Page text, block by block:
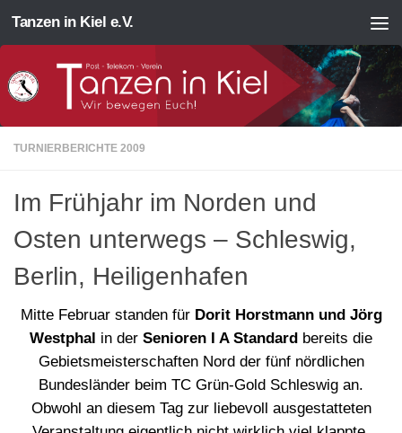
Zum Inhalt springen
Tanzen in Kiel e.V.
TURNIERBERICHTE 2009
Im Frühjahr im Norden und
Osten unterwegs – Schleswig,
Berlin, Heiligenhafen
Mitte Februar standen für Dorit Horstmann und Jörg
Westphal in der Senioren I A Standard bereits die
Gebietsmeisterschaften Nord der fünf nördlichen
Bundesländer beim TC Grün-Gold Schleswig an.
Obwohl an diesem Tag zur liebevoll ausgestatteten